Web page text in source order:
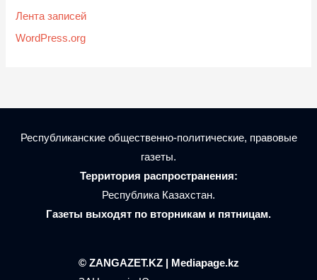
Лента записей
WordPress.org
Республиканские общественно-политические, правовые
газеты.
Территория распространения:
Республика Казахстан.
Газеты выходят по вторникам и пятницам.
© ZANGAZET.KZ | Mediapage.kz